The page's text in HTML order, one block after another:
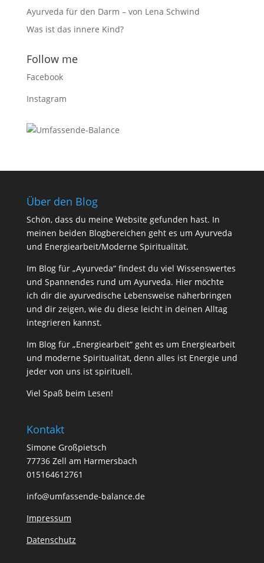
Ayurveda für den Darm – von Lena Schwind
Was ist das innere Kind?
Follow me
Facebook
Instagram
Über den Blog
Schön, dass du meine Website gefunden hast. In
meinen beiden Blogbereichen geht es um Ayurveda
und Energiearbeit/Moderne Spiritualität.
Im Blog für „Ayurveda“ findest du viel Wissenswertes
und Spannendes rund um Ayurveda. Hier möchte
ich dir die ayurvedische Lebensweise näherbringen
und dir zeigen, wie du diese leicht in deinen Alltag
integrieren kannst.
Im Blog für „Energiearbeit“ geht es um Energiearbeit
und moderne Spiritualität, denn alles ist Energie und
jeder von uns ist spirituell.
Viel Spaß beim Lesen!
Kontakt
Simone Großpietsch
77736 Zell am Harmersbach
015164612761
info@umfassende-balance.de
Impressum
Datenschutz